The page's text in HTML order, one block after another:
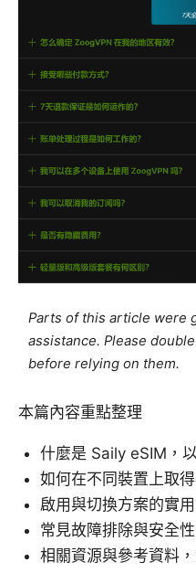
Parts of this article were
assistance. Please
before relying on them.
本篇內容重點整理
什麼是 Saily eSIM，
如何在不同裝置上取
啟用與切換方案的實
常見故障排除與安全
相關資源與參考資料